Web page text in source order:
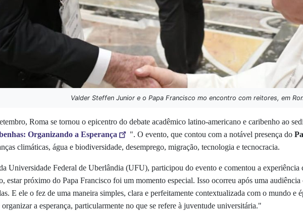
Valder Steffen Junior e o Papa Francisco mo encontro com reitores, em
Roma se tornou o epicentro do debate acadêmico latino-americano e caribenho ao
Organizando a Esperança
". O evento, que contou com a notável presença do
climáticas, água e biodiversidade, desemprego, migração, tecnologia e tecnocracia.
Universidade Federal de Uberlândia (UFU), participou do evento e comentou a
estar próximo do Papa Francisco foi um momento especial. Isso ocorreu após uma
E ele o fez de uma maneira simples, clara e perfeitamente contextualizada com o mundo e
a esperança, particularmente no que se refere à juventude universitária."